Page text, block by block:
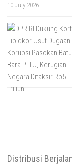
10 July 2026
Distribusi